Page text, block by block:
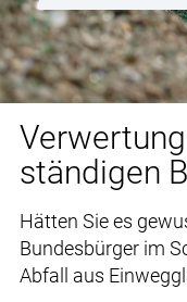
ständigen
Hätten Sie es
Bundesbürger im
Abfall aus